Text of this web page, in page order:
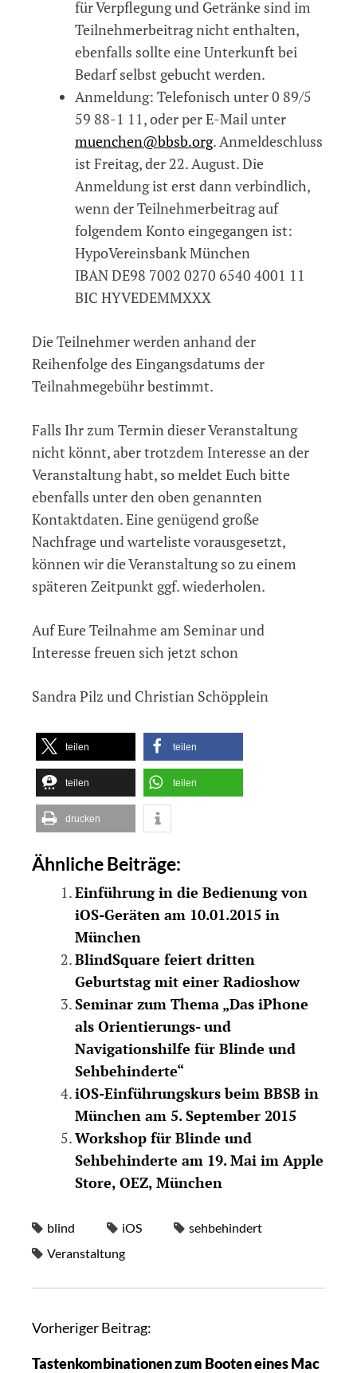
für Verpflegung und Getränke sind im
Teilnehmerbeitrag nicht enthalten,
ebenfalls sollte eine Unterkunft bei
Bedarf selbst gebucht werden.
Anmeldung: Telefonisch unter 0 89/5
59 88-1 11, oder per E-Mail unter
muenchen@bbsb.org. Anmeldeschluss
ist Freitag, der 22. August. Die
Anmeldung ist erst dann verbindlich,
wenn der Teilnehmerbeitrag auf
folgendem Konto eingegangen ist:
HypoVereinsbank München
IBAN DE98 7002 0270 6540 4001 11
BIC HYVEDEMMXXX
Die Teilnehmer werden anhand der
Reihenfolge des Eingangsdatums der
Teilnahmegebühr bestimmt.
Falls Ihr zum Termin dieser Veranstaltung
nicht könnt, aber trotzdem Interesse an der
Veranstaltung habt, so meldet Euch bitte
ebenfalls unter den oben genannten
Kontaktdaten. Eine genügend große
Nachfrage und warteliste vorausgesetzt,
können wir die Veranstaltung so zu einem
späteren Zeitpunkt ggf. wiederholen.
Auf Eure Teilnahme am Seminar und
Interesse freuen sich jetzt schon
Sandra Pilz und Christian Schöpplein
teilen teilen
teilen teilen
drucken
Ähnliche Beiträge:
Einführung in die Bedienung von
iOS-Geräten am 10.01.2015 in
München
BlindSquare feiert dritten
Geburtstag mit einer Radioshow
Seminar zum Thema „Das iPhone
als Orientierungs- und
Navigationshilfe für Blinde und
Sehbehinderte“
iOS-Einführungskurs beim BBSB in
München am 5. September 2015
Workshop für Blinde und
Sehbehinderte am 19. Mai im Apple
Store, OEZ, München
blind iOS
sehbehindert
Veranstaltung
Vorheriger Beitrag:
Tastenkombinationen zum Booten eines Mac